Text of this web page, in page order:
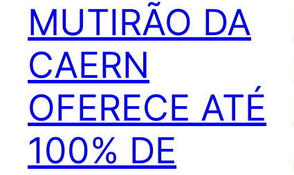
MUTIRÃO DA
CAERN
OFERECE ATÉ
100% DE